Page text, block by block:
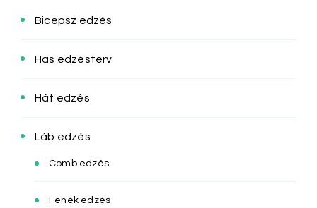
Bicepsz edzés
Has edzésterv
Hát edzés
Láb edzés
Comb edzés
Fenék edzés